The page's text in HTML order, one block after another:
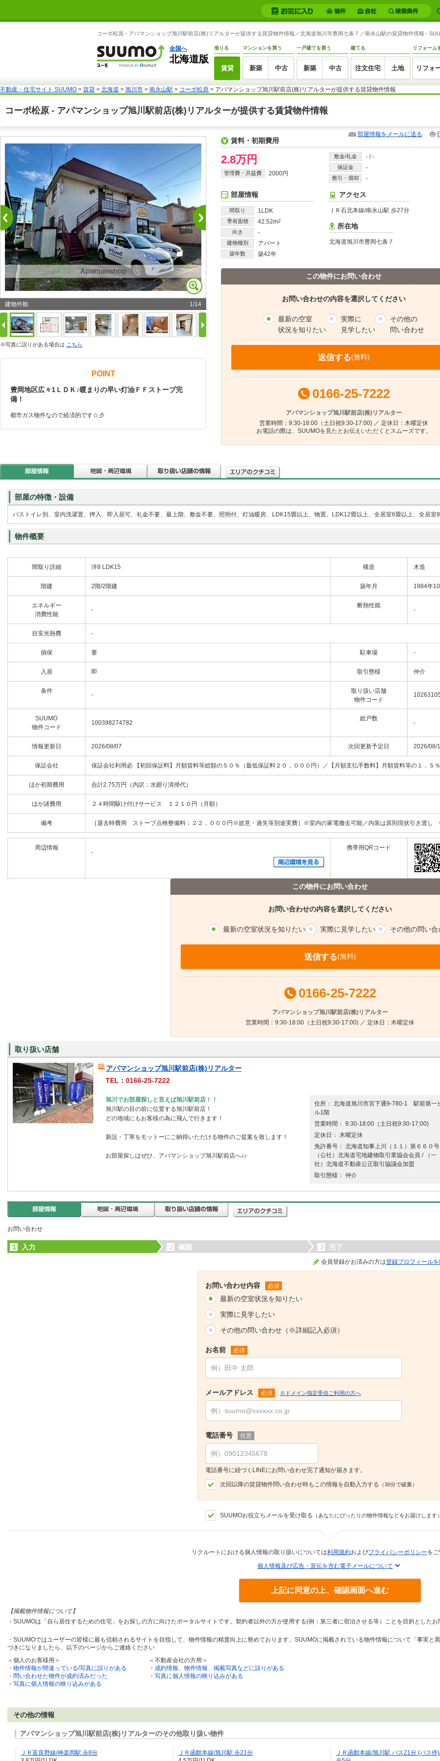
コーポ松原 - アパマンショップ旭川駅前店(株)リアルターが提供する賃貸物件情報／北海道旭川市豊岡七条７／南永山駅の賃貸物件情報 -
全国へ
北海道版
借りる
賃貸
マンションを買う
新築 中古
一戸建てを買う
新築 中古
建てる
注文住宅 土地
リフォーム
リフォ
不動産・住宅サイト SUUMO > 賃貸 > 北海道 > 旭川市 > 南永山駅 > コーポ松原 > アパマンショップ旭川駅前店(株)リアルターが提供する賃貸物件情報
コーポ松原 - アパマンショップ旭川駅前店(株)リアルターが提供する賃貸物件情報
建物外観 1/14
※写真に誤りがある場合は こちら
POINT
豊岡地区広々1ＬＤＫ♪暖まりの早い灯油ＦＦストーブ完
備！
都市ガス物件なので経済的です☆彡
部屋情報をメールに送る
賃料・初期費用
2.8万円
管理費・共益費 2000円
敷金/礼金 - /-
保証金 -
敷引・償却 -
部屋情報
間取り 1LDK
専有面積 42.52m2
向き -
建物種別 アパート
築年数 築42年
アクセス
ＪＲ石北本線/南永山駅 歩27分
所在地
北海道旭川市豊岡七条７
この物件にお問い合わせ
お問い合わせの内容を選択してください
最新の空室
状況を知りたい
実際に
見学したい
その他の
問い合わせ
送信する(無料)
0166-25-7222
アパマンショップ旭川駅前店(株)リアルター
営業時間：9:30-18:00（土日祝9:30-17:00) ／ 定休日：木曜定休
お電話の際は、SUUMOを見たとお伝えいただくとスムーズです。
部屋の特徴・設備
バストイレ別、室内洗濯置、押入、即入居可、礼金不要、最上階、敷金不要、照明付、灯油暖房、LDK15畳以上、物置、LDK12畳以上、全居室6畳以上、全居
物件概要
間取り詳細 洋8 LDK15 構造 木造
階建 2階/2階建 築年月 1984年
エネルギー
消費性能
-
断熱性能
-
目安光熱費 -
損保 要 駐車場 -
入居 即 取引態様 仲介
条件
-
取り扱い店舗
物件コード
SUUMO
物件コード
100398274782
総戸数
-
情報更新日 2026/08/07 次回更新予定日 2026/08/
保証会社 保証会社利用必 【初回保証料】月額賃料等総額の５０％（最低保証料２０，０００円）／【月額支払手数料】月額賃料等の１．５
ほか初期費用 合計2.75万円（内訳：水廻り清掃代）
ほか諸費用 ２４時間駆け付けサービス １２１０円（月額）
備考 ［退去時費用 ストーブ点検整備料：２２，０００円※故意・過失等別途実費］※室内の家電撤去可能／内装は原則現状引き渡し
周辺情報
-
携帯用QRコード
この物件にお問い合わせ
お問い合わせの内容を選択してください
最新の空室状況を知りたい 実際に 見学したい その他の問い合
送信する(無料)
0166-25-7222
アパマンショップ旭川駅前店(株)リアルター
営業時間：9:30-18:00（土日祝9:30-17:00) ／ 定休日：木曜定休
取り扱い店舗
アパマンショップ旭川駅前店(株)リアルター
TEL：0166-25-7222
旭川でお部屋探しと言えば旭川駅前店！！
旭川駅の目の前に位置する旭川駅前店！
どの地域にもお客様の為に飛んで行きます！
新設・丁寧をモットーにご納得いただける物件のご提案を致します！
お部屋探しはぜひ、アパマンショップ旭川駅前店へ♪♪
住所： 北海道旭川市宮下通9-780-1 駅前第一
ル1階
営業時間： 9:30-18:00（土日祝9:30-17:00)
定休日： 木曜定休
免許番号： 北海道知事上川（１１）第６６０
（公社）北海道宅地建物取引業協会会員 / （一
社）北海道不動産公正取引協議会加盟
取引態様： 仲介
お問い合わせ
１ 入力 ２ 確認 ３ 完了
会員登録がお済みの方は登録プロフィール
お問い合わせ内容 必須
最新の空室状況を知りたい
実際に見学したい
その他の問い合わせ（※詳細記入必須）
お名前 必須
メールアドレス 必須 ※ドメイン指定受信ご利用の方へ
電話番号 任意
電話番号に紐づくLINEにお問い合わせ完了通知が届きます。
次回以降の賃貸物件問い合わせ時もこの情報を自動入力する （30分で破棄）
SUUMOお役立ちメールを受け取る （あなたにぴったりの物件情報などをお届けします
リクルートにおける個人情報の取り扱いについては利用規約およびプライバシーポリシーを
個人情報及び広告・宣伝を含む電子メールについて
上記に同意の上、確認画面へ進む
【掲載物件情報について】
・SUUMOは「自ら居住するための住宅」をお探しの方に向けたポータルサイトです。契約者以外の方が使用する(例：第三者に宿泊させる等）ことを目的とした
・SUUMOではユーザーの皆様に最も信頼されるサイトを目指して、物件情報の精度向上に努めております。SUUMOに掲載されている物件情報について「事実
づきになりましたら、以下のページからご連絡ください
＜個人のお客様用＞
・ 物件情報が間違っている/写真に誤りがある
・ 問い合わせた物件が成約済みだった
・ 写真に個人情報の映り込みがある
＜不動産会社の方用＞
・ 成約情報、物件情報、掲載写真などに誤りがある
・ 写真に個人情報の映り込みがある
その他の情報
アパマンショップ旭川駅前店(株)リアルターのその他取り扱い物件
ＪＲ富良野線/神楽岡駅 歩8分
ＪＲ函館本線/旭川駅 歩21分
ＪＲ函館本線/旭川駅 バス21分 (バス